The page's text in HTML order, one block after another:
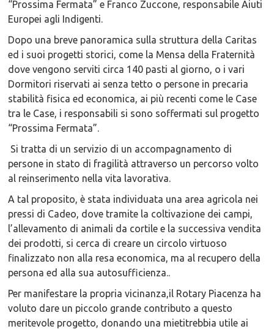
“Prossima Fermata” e Franco Zuccone, responsabile Aiuti
Europei agli Indigenti.
Dopo una breve panoramica sulla struttura della Caritas
ed i suoi progetti storici, come la Mensa della Fraternità
dove vengono serviti circa 140 pasti al giorno, o i vari
Dormitori riservati ai senza tetto o persone in precaria
stabilità fisica ed economica, ai più recenti come le Case
tra le Case, i responsabili si sono soffermati sul progetto
“Prossima Fermata”.
Si tratta di un servizio di un accompagnamento di
persone in stato di fragilità attraverso un percorso volto
al reinserimento nella vita lavorativa.
A tal proposito, è stata individuata una area agricola nei
pressi di Cadeo, dove tramite la coltivazione dei campi,
l’allevamento di animali da cortile e la successiva vendita
dei prodotti, si cerca di creare un circolo virtuoso
finalizzato non alla resa economica, ma al recupero della
persona ed alla sua autosufficienza..
Per manifestare la propria vicinanza,il Rotary Piacenza ha
voluto dare un piccolo grande contributo a questo
meritevole progetto, donando una mietitrebbia utile ai